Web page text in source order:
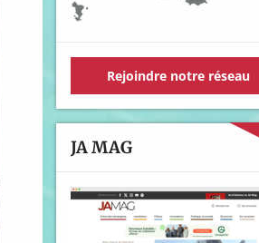
Rejoindre notre réseau
JA MAG